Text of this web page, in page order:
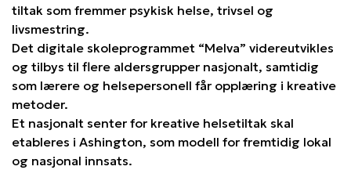
tiltak som fremmer psykisk helse, trivsel og
livsmestring.
Det digitale skoleprogrammet “Melva” videreutvikles
og tilbys til flere aldersgrupper nasjonalt, samtidig
som lærere og helsepersonell får opplæring i kreative
metoder.
Et nasjonalt senter for kreative helsetiltak skal
etableres i Ashington, som modell for fremtidig lokal
og nasjonal innsats.